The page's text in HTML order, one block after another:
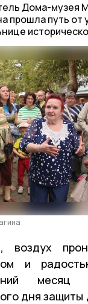
Дома-музея
прошла путь от
воздух
и
месяц
дня защиты